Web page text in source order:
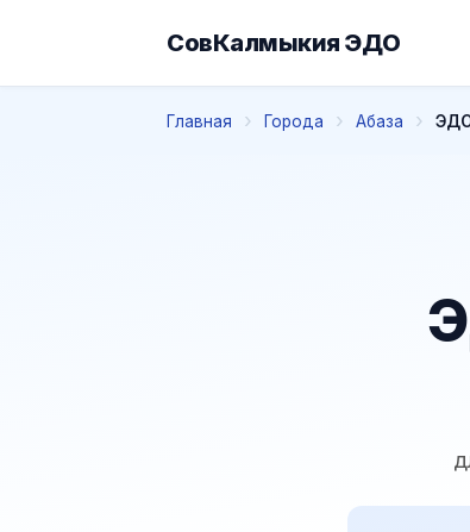
СовКалмыкия ЭДО
Главная Города Абаза